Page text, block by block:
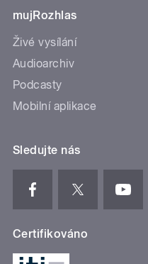
mujRozhlas
Živé vysílání
Audioarchiv
Podcasty
Mobilní aplikace
Sledujte nás
Certifikováno